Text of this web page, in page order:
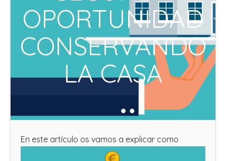
OPORTUNIDAD
CONSERVANDO
LA CASA
En este artículo os vamos a explicar como